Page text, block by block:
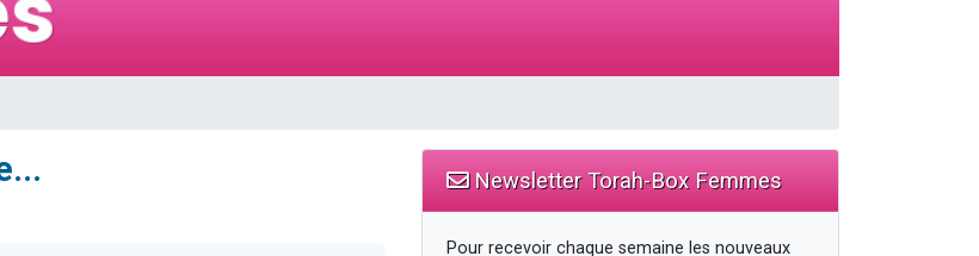
faire un don pour Sauvez la jambe de Yohan
en groupe sur Zoom
Torah-Box Music
rejoindre sur WhatsApp
rejoindre sur WhatsApp
rejoindre sur WhatsApp
Newsletter Torah-Box Femmes
Pour recevoir chaque semaine les nouveaux